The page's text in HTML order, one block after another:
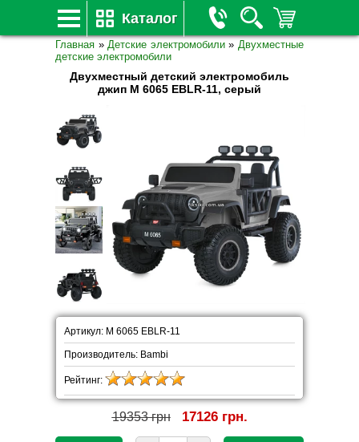
Каталог
Главная »Детские электромобили »Двухместные
детские электромобили
Двухместный детский электромобиль
джип M 6065 EBLR-11, серый
Артикул: M 6065 EBLR-11
Производитель: Bambi
Рейтинг:
19353 грн 17126 грн.